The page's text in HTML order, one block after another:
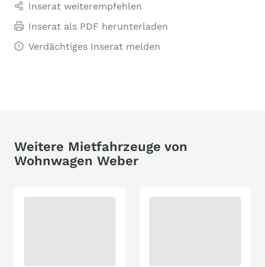
Inserat weiterempfehlen
Inserat als PDF herunterladen
Verdächtiges Inserat melden
Weitere Mietfahrzeuge von
Wohnwagen Weber